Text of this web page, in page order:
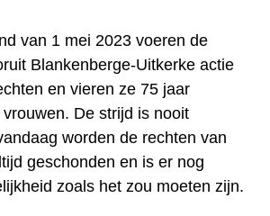
van 1 mei 2023 voeren de
Blankenberge-Uitkerke actie
en vieren ze 75 jaar
De strijd is nooit
worden de rechten van
geschonden en is er nog
zoals het zou moeten zijn.